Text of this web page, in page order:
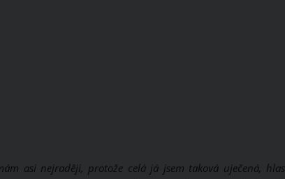
asi nejraději, protože celá já jsem taková uječená,